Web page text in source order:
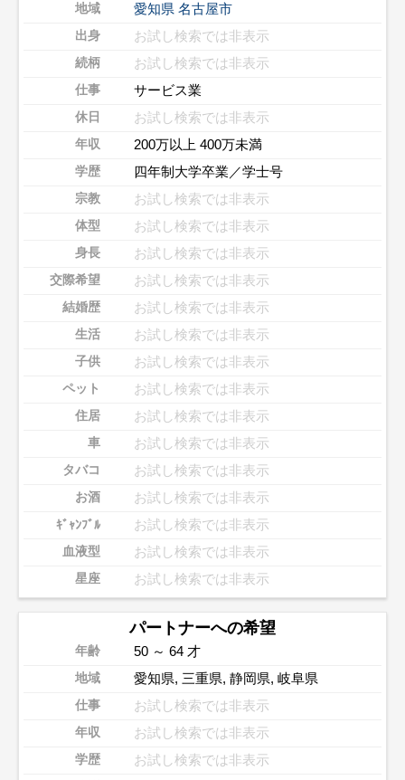
地域 愛知県 名古屋市
出身 お試し検索では非表示
続柄 お試し検索では非表示
仕事 サービス業
休日 お試し検索では非表示
年収 200万以上 400万未満
学歴 四年制大学卒業／学士号
宗教 お試し検索では非表示
体型 お試し検索では非表示
身長 お試し検索では非表示
交際希望 お試し検索では非表示
結婚歴 お試し検索では非表示
生活 お試し検索では非表示
子供 お試し検索では非表示
ペット お試し検索では非表示
住居 お試し検索では非表示
車 お試し検索では非表示
タバコ お試し検索では非表示
お酒 お試し検索では非表示
ｷﾞｬﾝﾌﾞﾙ お試し検索では非表示
血液型 お試し検索では非表示
星座 お試し検索では非表示
パートナーへの希望
年齢 50 ～ 64 才
地域 愛知県, 三重県, 静岡県, 岐阜県
仕事 お試し検索では非表示
年収 お試し検索では非表示
学歴 お試し検索では非表示